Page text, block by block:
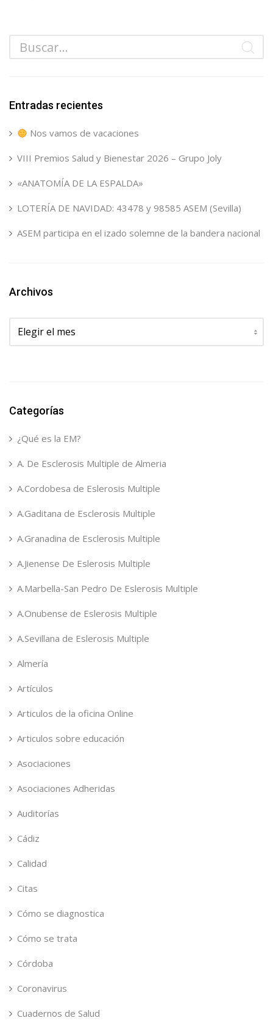
Entradas recientes
Nos vamos de vacaciones
VIII Premios Salud y Bienestar 2026 – Grupo Joly
«ANATOMÍA DE LA ESPALDA»
LOTERÍA DE NAVIDAD: 43478 y 98585 ASEM (Sevilla)
ASEM participa en el izado solemne de la bandera nacional
Archivos
Archivos
Categorías
¿Qué es la EM?
A. De Esclerosis Multiple de Almeria
A.Cordobesa de Eslerosis Multiple
A.Gaditana de Esclerosis Multiple
A.Granadina de Esclerosis Multiple
A.Jienense De Eslerosis Multiple
A.Marbella-San Pedro De Eslerosis Multiple
A.Onubense de Eslerosis Multiple
A.Sevillana de Eslerosis Multiple
Almería
Artículos
Articulos de la oficina Online
Articulos sobre educación
Asociaciones
Asociaciones Adheridas
Auditorías
Cádiz
Calidad
Citas
Cómo se diagnostica
Cómo se trata
Córdoba
Coronavirus
Cuadernos de Salud